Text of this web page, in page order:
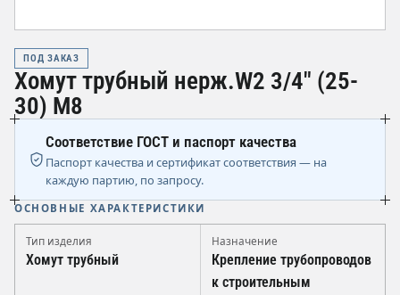
ПОД ЗАКАЗ
Хомут трубный нерж.W2 3/4" (25-
30) М8
Соответствие ГОСТ и паспорт качества
Паспорт качества и сертификат соответствия — на
каждую партию, по запросу.
ОСНОВНЫЕ ХАРАКТЕРИСТИКИ
Тип изделия
Хомут трубный
Назначение
Крепление трубопроводов
к строительным